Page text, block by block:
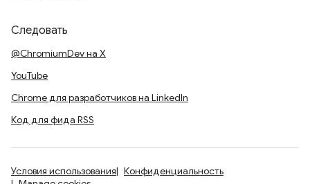
Следовать
@ChromiumDev на X
YouTube
Chrome для разработчиков на LinkedIn
Код для фида RSS
Условия использования
Конфиденциальность